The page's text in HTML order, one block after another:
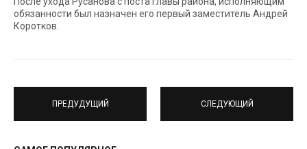
обязанности был назначен его первый заместитель Андрей
Коротков.
ПРЕДУДУЩИЙ СЛЕДУЮЩИЙ